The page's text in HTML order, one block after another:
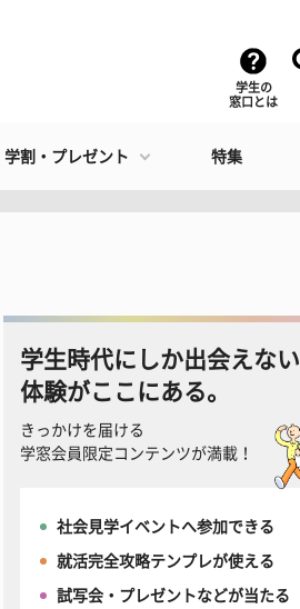
学生の
窓口とは
学割・プレゼント 特集
学生時代にしか出会えない
体験がここにある。
きっかけを届ける
学窓会員限定コンテンツが満載！
社会見学イベントへ参加できる
就活完全攻略テンプレが使える
試写会・プレゼントなどが当たる